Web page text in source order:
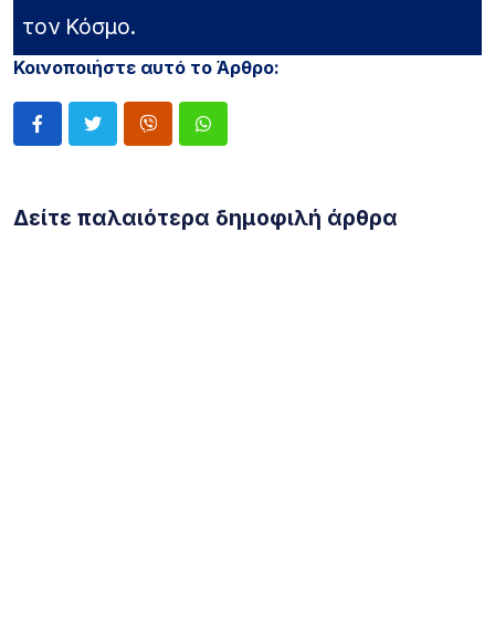
τον Κόσμο.
Κοινοποιήστε αυτό το Άρθρο:
Δείτε παλαιότερα δημοφιλή άρθρα